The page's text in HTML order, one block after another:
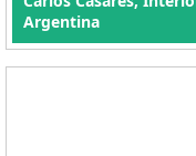
Argentina